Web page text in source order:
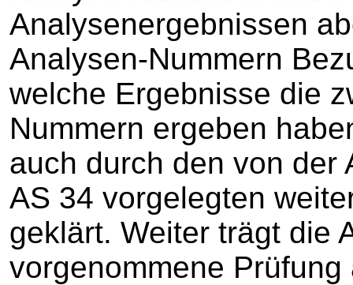
Analysenergebnissen
Analysen-Nummern
welche Ergebnisse die
Nummern ergeben
auch durch den von der
AS 34 vorgelegten
geklärt. Weiter trägt die
vorgenommene